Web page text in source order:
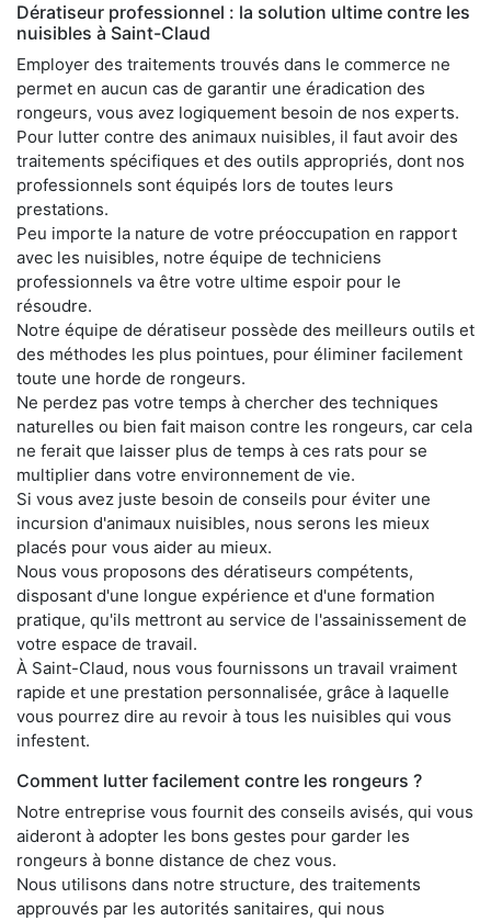
Dératiseur professionnel : la solution ultime contre les
nuisibles à Saint-Claud
Employer des traitements trouvés dans le commerce ne
permet en aucun cas de garantir une éradication des
rongeurs, vous avez logiquement besoin de nos experts.
Pour lutter contre des animaux nuisibles, il faut avoir des
traitements spécifiques et des outils appropriés, dont nos
professionnels sont équipés lors de toutes leurs
prestations.
Peu importe la nature de votre préoccupation en rapport
avec les nuisibles, notre équipe de techniciens
professionnels va être votre ultime espoir pour le
résoudre.
Notre équipe de dératiseur possède des meilleurs outils et
des méthodes les plus pointues, pour éliminer facilement
toute une horde de rongeurs.
Ne perdez pas votre temps à chercher des techniques
naturelles ou bien fait maison contre les rongeurs, car cela
ne ferait que laisser plus de temps à ces rats pour se
multiplier dans votre environnement de vie.
Si vous avez juste besoin de conseils pour éviter une
incursion d'animaux nuisibles, nous serons les mieux
placés pour vous aider au mieux.
Nous vous proposons des dératiseurs compétents,
disposant d'une longue expérience et d'une formation
pratique, qu'ils mettront au service de l'assainissement de
votre espace de travail.
À Saint-Claud, nous vous fournissons un travail vraiment
rapide et une prestation personnalisée, grâce à laquelle
vous pourrez dire au revoir à tous les nuisibles qui vous
infestent.
Comment lutter facilement contre les rongeurs ?
Notre entreprise vous fournit des conseils avisés, qui vous
aideront à adopter les bons gestes pour garder les
rongeurs à bonne distance de chez vous.
Nous utilisons dans notre structure, des traitements
approuvés par les autorités sanitaires, qui nous